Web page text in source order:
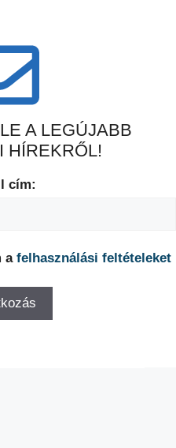
A LEGÚJABB
HÍREKRŐL!
cím:
a felhasználási feltételeket